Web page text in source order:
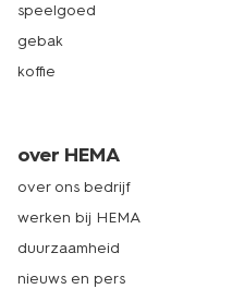
speelgoed
gebak
koffie
over HEMA
over ons bedrijf
werken bij HEMA
duurzaamheid
nieuws en pers